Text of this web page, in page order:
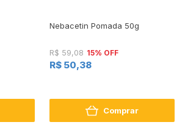
Nebacetin Pomada 50g
R$ 59,08 15% OFF
R$ 50,38
Comprar